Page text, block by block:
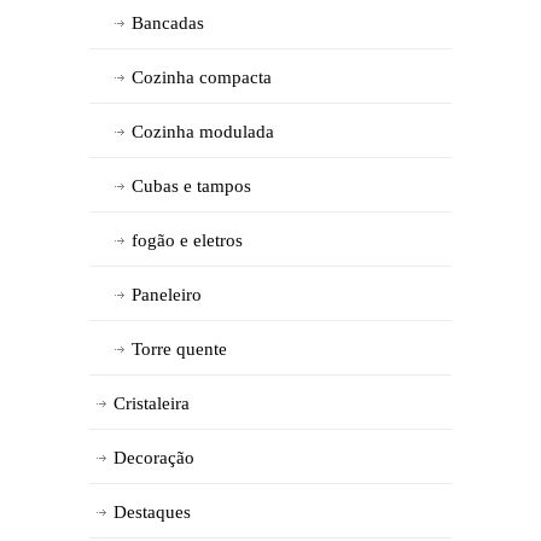
Bancadas
Cozinha compacta
Cozinha modulada
Cubas e tampos
fogão e eletros
Paneleiro
Torre quente
Cristaleira
Decoração
Destaques